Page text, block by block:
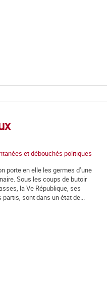
et débouchés politiques
porte en elle les germes d’une
Sous les coups de butoir
la Ve République, ses
sont dans un état de...